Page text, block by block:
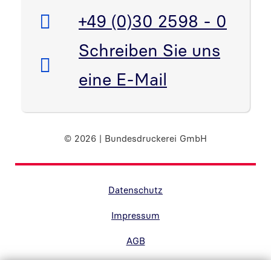
Telefon:
+49 (0)30 2598 - 0
E-Mail:
Schreiben Sie uns
eine E-Mail
© 2026 | Bundesdruckerei GmbH
Datenschutz
Impressum
AGB